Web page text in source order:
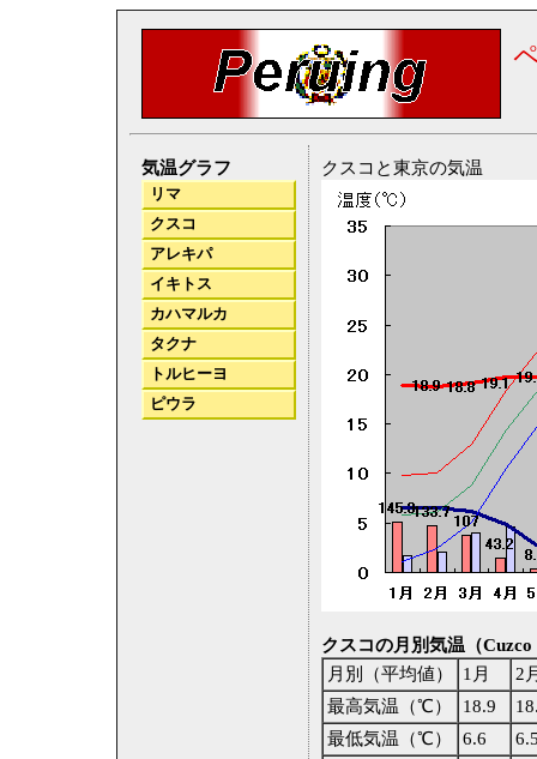
クスコと東京の気温
クスコの月別気温（
月別（平均値）
1月
2
最高気温（℃）
18.9
最低気温（℃）
6.6
気温グラフ
リマ
クスコ
アレキパ
イキトス
カハマルカ
タクナ
トルヒーヨ
ピウラ